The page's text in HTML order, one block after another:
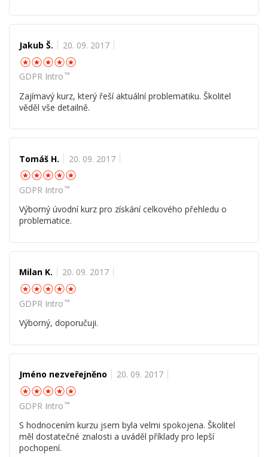
Jakub Š. 20. 09. 2017
☆☆☆☆
GDPR Intro ™
Zajímavý kurz, který řeší aktuální problematiku. Školitel
věděl vše detailně.
Tomáš H. 20. 09. 2017
☆☆☆☆
GDPR Intro ™
Výborný úvodní kurz pro získání celkového přehledu o
problematice.
Milan K. 20. 09. 2017
☆☆☆☆
GDPR Intro ™
Výborný, doporučuji.
Jméno nezveřejněno 20. 09. 2017
☆☆☆☆
GDPR Intro ™
S hodnocením kurzu jsem byla velmi spokojena. Školitel
měl dostatečné znalosti a uváděl příklady pro lepší
pochopení.